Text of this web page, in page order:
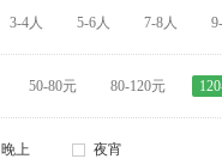
3-4人 5-6人 7-8人
50-80元 80-120元
晚上 夜宵